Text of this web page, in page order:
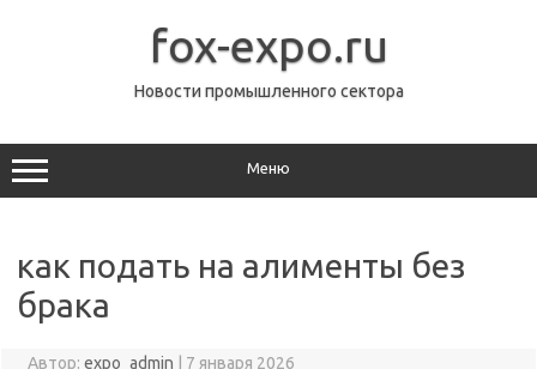
fox-expo.ru
Новости промышленного сектора
Меню
как подать на алименты без
брака
Автор: expo_admin 7 января 2026